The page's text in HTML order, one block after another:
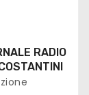
RADIO